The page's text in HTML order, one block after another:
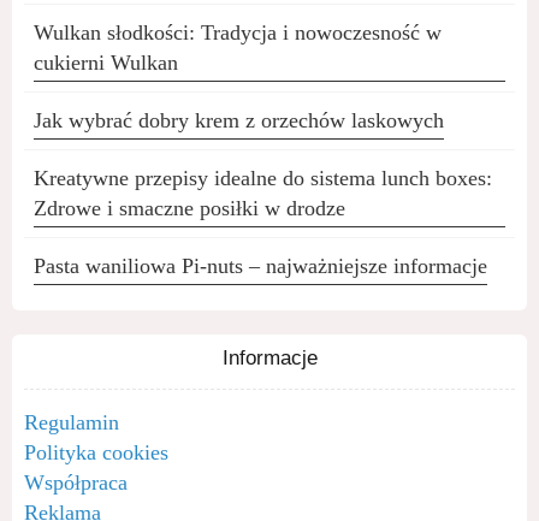
Wulkan słodkości: Tradycja i nowoczesność w
cukierni Wulkan
Jak wybrać dobry krem z orzechów laskowych
Kreatywne przepisy idealne do sistema lunch boxes:
Zdrowe i smaczne posiłki w drodze
Pasta waniliowa Pi-nuts – najważniejsze informacje
Informacje
Regulamin
Polityka cookies
Współpraca
Reklama